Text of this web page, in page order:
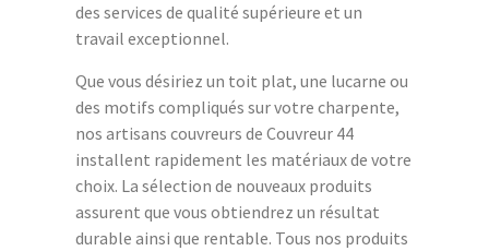
des services de qualité supérieure et un
travail exceptionnel.
Que vous désiriez un toit plat, une lucarne ou
des motifs compliqués sur votre charpente,
nos artisans couvreurs de Couvreur 44
installent rapidement les matériaux de votre
choix. La sélection de nouveaux produits
assurent que vous obtiendrez un résultat
durable ainsi que rentable. Tous nos produits